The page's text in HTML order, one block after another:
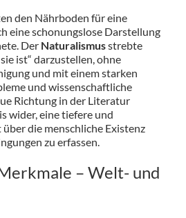
den Nährboden für eine
eine schonungslose Darstellung
Der Naturalismusstrebte
ist“ darzustellen, ohne
und mit einem starken
und wissenschaftliche
Richtung in der Literatur
wider, eine tiefere und
die menschliche Existenz
zu erfassen.
– Welt- und